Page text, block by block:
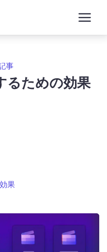
事
るための効果
果